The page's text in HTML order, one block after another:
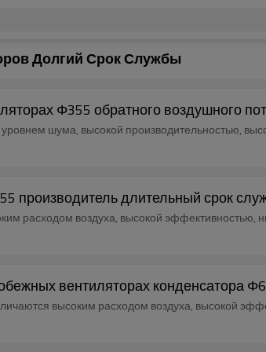
Долгий Срок Службы
Φ355 обратного воздушного
шума, высокой производительностью,
производитель длительный срок
расходом воздуха, высокой
вентиляторах конденсатора
высоким расходом воздуха, высокой